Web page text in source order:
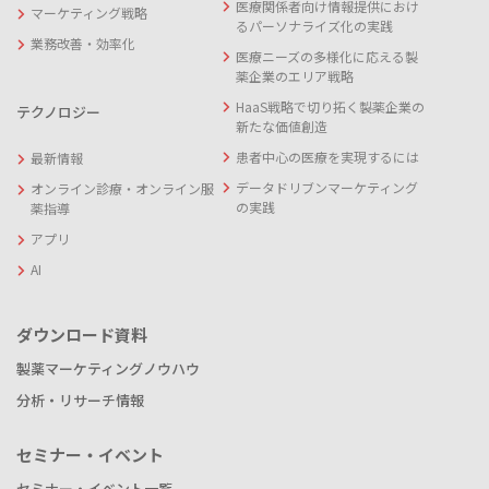
マーケティング戦略
業務改善・効率化
テクノロジー
最新情報
オンライン診療・オンライン服
薬指導
アプリ
AI
医療関係者向け情報提供におけ
るパーソナライズ化の実践
医療ニーズの多様化に応える製
薬企業のエリア戦略
HaaS戦略で切り拓く製薬企業の
新たな価値創造
患者中心の医療を実現するには
データドリブンマーケティング
の実践
ダウンロード資料
製薬マーケティングノウハウ
分析・リサーチ情報
セミナー・イベント